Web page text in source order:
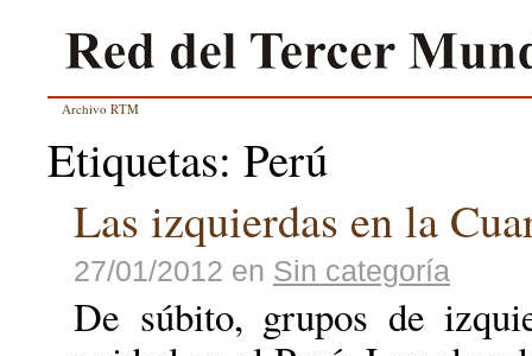
Archivo RTM
Etiquetas: Perú
Las izquierdas en la
27/01/2012 en Sin categoría
De súbito, grupos de